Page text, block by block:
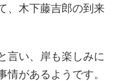
、木下藤吉郎の到来
言い、岸も楽しみに
情があるようです。